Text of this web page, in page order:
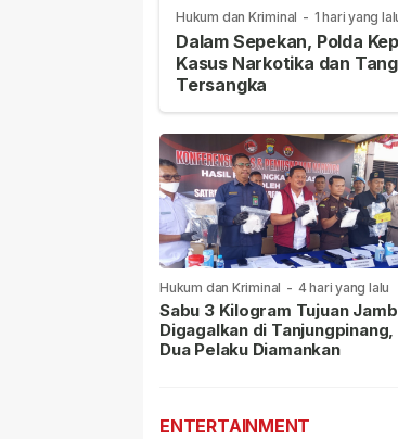
Hukum dan Kriminal - 1 hari yang
Dalam Sepekan, Polda
Kasus Narkotika dan
Tersangka
Hukum dan Kriminal - 4 hari yang lalu
Sabu 3 Kilogram Tujuan
Digagalkan di Tanjungpinang,
Dua Pelaku Diamankan
ENTERTAINMENT